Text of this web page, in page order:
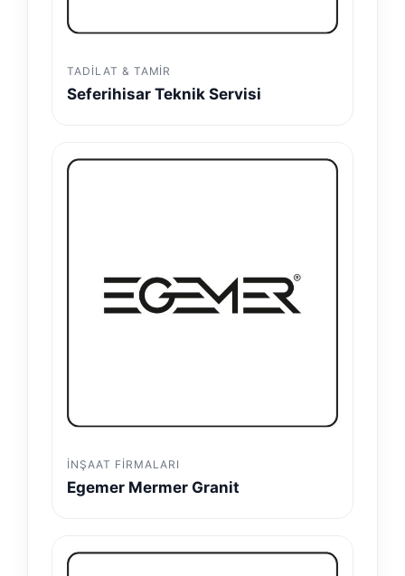
TADILAT & TAMIR
Seferihisar Teknik Servisi
İNŞAAT FIRMALARI
Egemer Mermer Granit